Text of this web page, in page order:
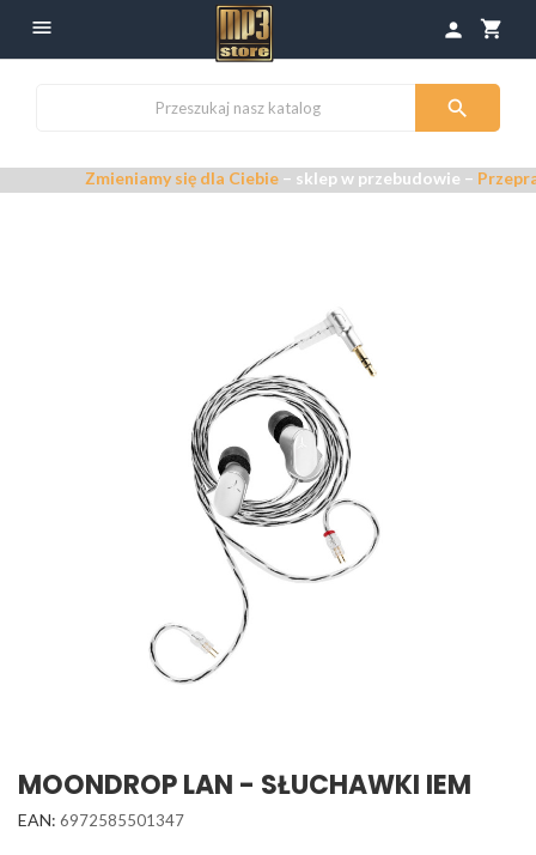
 shopping_cart
person

Zmieniamy się dla Ciebie– sklep w przebudowie –Przepraszamy
MOONDROP LAN - SŁUCHAWKI IEM
EAN: 6972585501347